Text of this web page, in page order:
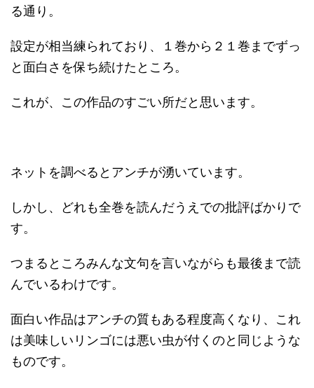
る通り。
設定が相当練られており、１巻から２１巻までずっ
と面白さを保ち続けたところ。
これが、この作品のすごい所だと思います。
ネットを調べるとアンチが湧いています。
しかし、どれも全巻を読んだうえでの批評ばかりで
す。
つまるところみんな文句を言いながらも最後まで読
んでいるわけです。
面白い作品はアンチの質もある程度高くなり、これ
は美味しいリンゴには悪い虫が付くのと同じような
ものです。